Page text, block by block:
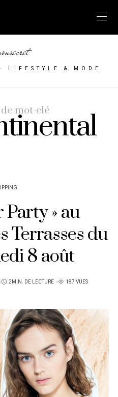
LIFESTYLE & MODE
mot-clé
Party » au
Terrasses du
8 août
2MIN. DE LECTURE 187 VUES